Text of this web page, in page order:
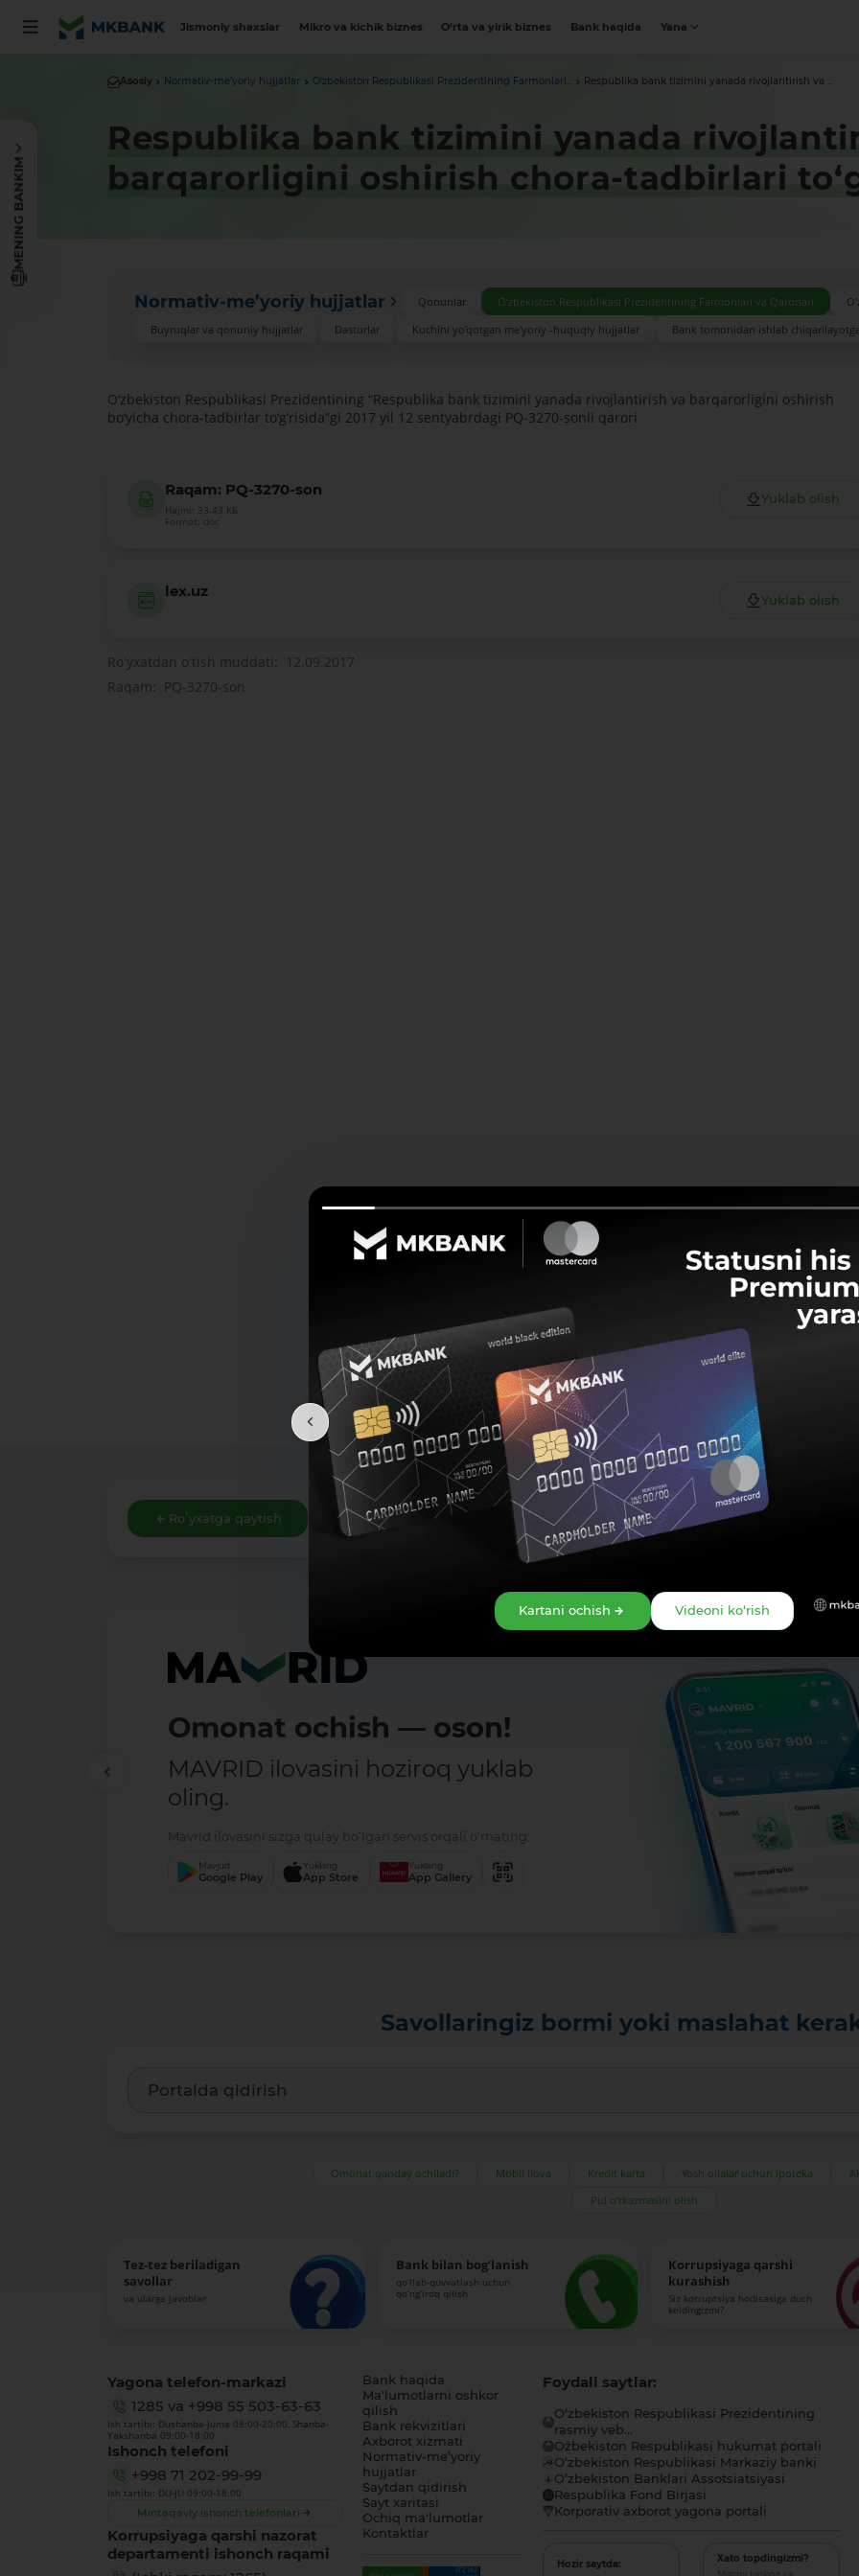
Jismoniy shaxslar Mikro va kichik biznes O‘rta va yirik biznes Bank haqida Yana
MENING BANKIM
Asosiy Normativ-me’yoriy hujjatlar O’zbekiston Respublikasi Prezidentining Farmonlari... Respublika bank tizimini yanada rivojlantirish va ...
Respublika bank tizimini yanada
barqarorligini oshirish chora-tadbirlari
Normativ-me’yoriy hujjatlar Qonunlar O’zbekiston Respublikasi Prezidentining Farmonlari va Qarorlari
Buyruqlar va qonuniy hujjatlar
Dasturlar Kuchini yo'qotgan me'yoriy -huquqiy hujjatlar Bank tomonidan ishlab
O‘zbekiston Respublikasi Prezidentining “Respublika bank tizimini yanada rivojlantirish va barqarorligini oshirish
bo‘yicha chora-tadbirlar to‘g‘risida”gi 2017 yil 12 sentyabrdagi PQ-3270-sonli qarori
Raqam: PQ-3270-son
Hajmi: 33.43 КБ
Format: doc
Yuklab olish
lex.uz
Yuklab olish
Roʻyxatdan oʻtish muddati: 12.09.2017
Raqam: PQ-3270-son
Roʻyxatga qaytish Ulashish:
Omonat ochish — oson!
MAVRID ilovasini hoziroq yuklab
oling.
Mavrid ilovasini sizga qulay bo‘lgan servis orqali o‘rnating:
Mavjud
Google Play
Yuklang
App Store
Yuklang
App Gallery
Savollaringiz bormi yoki maslahat
Omonat qanday ochiladi? Mobil ilova Kredit karta Yosh oilalar uchun ipoteka
Pul o‘tkazmasini olish
Tez-tez beriladigan
savollar
va ularga javoblar
Bank bilan bog‘lanish
qo‘llab-quvvatlash uchun
qo‘ng‘iroq qilish
Korrupsiyaga qarshi
kurashish
Siz korruptsiya hodisasiga duch
keldingizmi?
Yagona telefon-markazi
1285 va +998 55 503-63-63
Ish tartibi: Dushanba-Juma 08:00-20:00, Shanba-
Yakshanba 09:00-18:00
Ishonch telefoni
+998 71 202-99-99
Ish tartibi: DU-JU 09:00-18:00
Mintaqaviy ishonch telefonlari
Korrupsiyaga qarshi nazorat
departamenti ishonch raqami
Bank haqida
Ma'lumotlarni oshkor
qilish
Bank rekvizitlari
Axborot xizmati
Normativ-me’yoriy
hujjatlar
Saytdan qidirish
Sayt xaritasi
Ochiq ma'lumotlar
Kontaktlar
Foydali saytlar:
O‘zbekiston Respublikasi Prezidentining
rasmiy veb...
O`zbekiston Respublikasi hukumat portali
O‘zbekiston Respublikasi Markaziy banki
O’zbekiston Banklari Assotsiatsiyasi
Respublika Fond Birjasi
Korporativ axborot yagona portali
Hozir saytda:
Xato topdingizmi?
Matnni tanlang va
Kartani ochish Videoni ko‘rish